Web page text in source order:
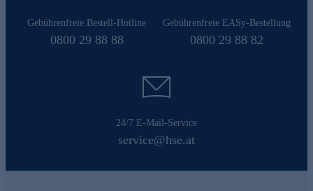
Gebührenfreie Bestell-Hotline
0800 29 88 88
Gebührenfreie EASy-Bestellung
0800 29 88 82
24/7 E-Mail-Service
service@hse.at